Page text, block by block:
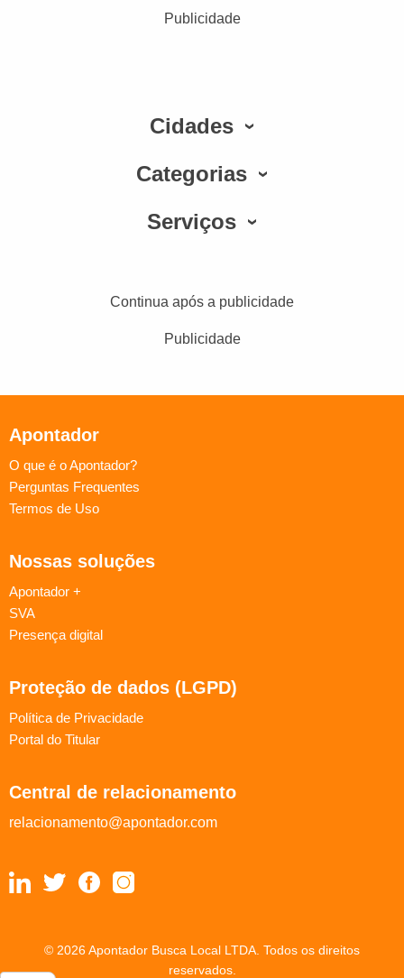
Publicidade
Cidades
Categorias
Serviços
Continua após a publicidade
Publicidade
Apontador
O que é o Apontador?
Perguntas Frequentes
Termos de Uso
Nossas soluções
Apontador +
SVA
Presença digital
Proteção de dados (LGPD)
Política de Privacidade
Portal do Titular
Central de relacionamento
relacionamento@apontador.com
© 2026 Apontador Busca Local LTDA. Todos os direitos
reservados.